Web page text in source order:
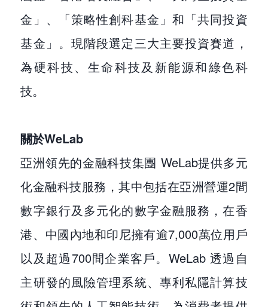
金」、「策略性創科基金」和「共同投資
基金」。現階段選定三大主要投資賽道，
為硬科技、生命科技及新能源和綠色科
技。
關於WeLab
亞洲領先的金融科技集團 WeLab提供多元
化金融科技服務，其中包括在亞洲營運2間
數字銀行及多元化的數字金融服務，在香
港、中國內地和印尼擁有逾7,000萬位用戶
以及超過700間企業客戶。WeLab 透過自
主研發的風險管理系統、專利私隱計算技